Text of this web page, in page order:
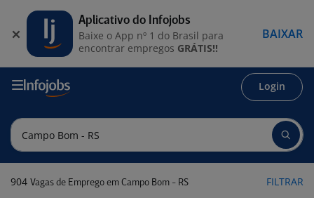
Login
904 Vagas de Emprego em Campo Bom - RS FILTRAR
Aplicativo do Infojobs
Baixe o App nº 1 do Brasil para
encontrar empregos GRÁTIS!!
BAIXAR